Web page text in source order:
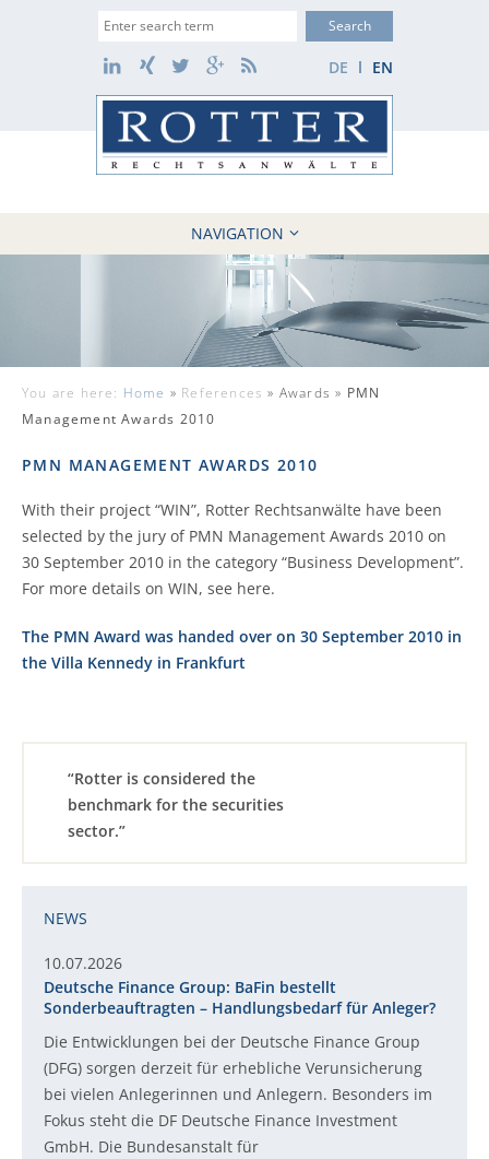
Suche
DE EN
LinkedIn
Xing TwitterGoogle+
RSS
NAVIGATION
HOME
FIRM
10 REASONS
CASES
REFERENCES
CONTACT
You are here: Home » References » Awards » PMN
Management Awards 2010
PMN MANAGEMENT AWARDS 2010
With their project “WIN”, Rotter Rechtsanwälte have been
selected by the jury of PMN Management Awards 2010 on
30 September 2010 in the category “Business Development”.
For more details on WIN, see here.
The PMN Award was handed over on 30 September 2010 in
the Villa Kennedy in Frankfurt
“Rotter is considered the
benchmark for the securities
sector.”
NEWS
10.07.2026
Deutsche Finance Group: BaFin bestellt
Sonderbeauftragten – Handlungsbedarf für Anleger?
Die Entwicklungen bei der Deutsche Finance Group
(DFG) sorgen derzeit für erhebliche Verunsicherung
bei vielen Anlegerinnen und Anlegern. Besonders im
Fokus steht die DF Deutsche Finance Investment
GmbH. Die Bundesanstalt für